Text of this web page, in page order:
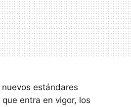
estándares
entra en vigor, los